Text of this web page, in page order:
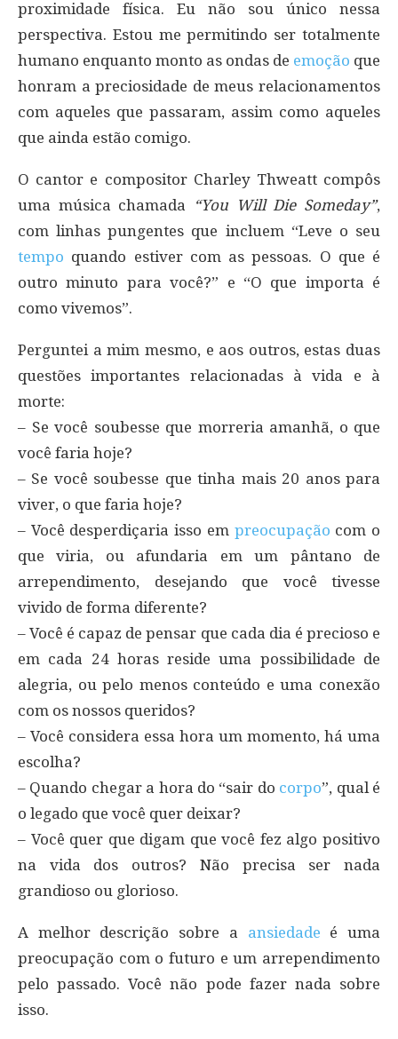
proximidade física. Eu não sou único nessa
perspectiva. Estou me permitindo ser totalmente
humano enquanto monto as ondas de emoção que
honram a preciosidade de meus relacionamentos
com aqueles que passaram, assim como aqueles
que ainda estão comigo.
O cantor e compositor Charley Thweatt compôs
uma música chamada
“You Will Die Someday”,
com linhas pungentes que incluem “Leve o seu
tempo quando estiver com as pessoas. O que é
outro minuto para você?” e “O que importa é
como vivemos”.
Perguntei a mim mesmo, e aos outros, estas duas
questões importantes relacionadas à vida e à
morte:
– Se você soubesse que morreria amanhã, o que
você faria hoje?
– Se você soubesse que tinha mais 20 anos para
viver, o que faria hoje?
– Você desperdiçaria isso em preocupação com o
que viria, ou afundaria em um pântano de
arrependimento, desejando que você tivesse
vivido de forma diferente?
– Você é capaz de pensar que cada dia é precioso e
em cada 24 horas reside uma possibilidade de
alegria, ou pelo menos conteúdo e uma conexão
com os nossos queridos?
– Você considera essa hora um momento, há uma
escolha?
– Quando chegar a hora do “sair do corpo”, qual é
o legado que você quer deixar?
– Você quer que digam que você fez algo positivo
na vida dos outros? Não precisa ser nada
grandioso ou glorioso.
A melhor descrição sobre a ansiedade é uma
preocupação com o futuro e um arrependimento
pelo passado. Você não pode fazer nada sobre
isso.